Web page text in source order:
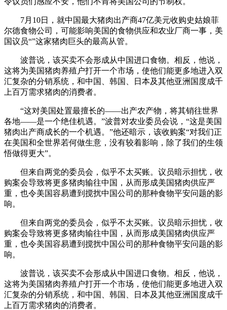
7月10日，就中国最大猪肉出产商47亿美元收购史姑娘菲
尔德食物公司，可能影响美国的食物供应和农业厂商一事，美
国议员“”这家猪肉巨头的最高从管。
波普说，该买卖不会形成从中国进口食物。相反，他说，
这将为美国猪肉养殖户打开一个市场，使他们能更多地进入双
汇复杂的分销系统，和中国、韩国、日本及其他亚洲国度成千
上百万需求猪肉的消费者。
“这对美国处置最擅长的——出产农产物，将其销往世界
各地——是一个绝佳机遇。”波普对农业委员会说，“这是美国
猪肉出产商成长的一个机遇。”他还暗示，该收购案“对我们正
在美国和全世界若何做生意，没有较着影响，除了我们的生领
悟做得更大”。
但来自两党的委员会，似乎不太买账。议员暗示担忧，收
购案会导致将更多猪肉输往中国，从而形成美国猪肉供应严
重，也令美国容易遭到搅扰中国公司的那种食物平安问题的影
响。
但来自两党的委员会，似乎不太买账。议员暗示担忧，收
购案会导致将更多猪肉输往中国，从而形成美国猪肉供应严
重，也令美国容易遭到搅扰中国公司的那种食物平安问题的影
响。
波普说，该买卖不会形成从中国进口食物。相反，他说，
这将为美国猪肉养殖户打开一个市场，使他们能更多地进入双
汇复杂的分销系统，和中国、韩国、日本及其他亚洲国度成千
上百万需求猪肉的消费者。